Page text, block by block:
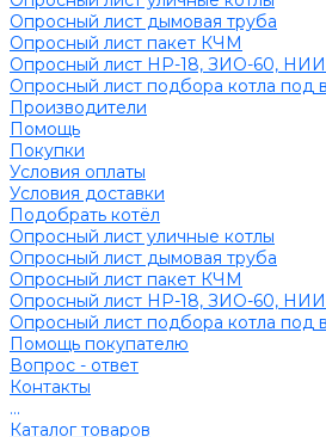
Опросный лист дымовая труба
Опросный лист пакет КЧМ
Опросный лист НР-18, ЗИО-60,
Опросный лист подбора котла под
Производители
Помощь
Покупки
Условия оплаты
Условия доставки
Подобрать котёл
Опросный лист уличные котлы
Опросный лист дымовая труба
Опросный лист пакет КЧМ
Опросный лист НР-18, ЗИО-60,
Опросный лист подбора котла под
Помощь покупателю
Вопрос - ответ
Контакты
...
Каталог товаров